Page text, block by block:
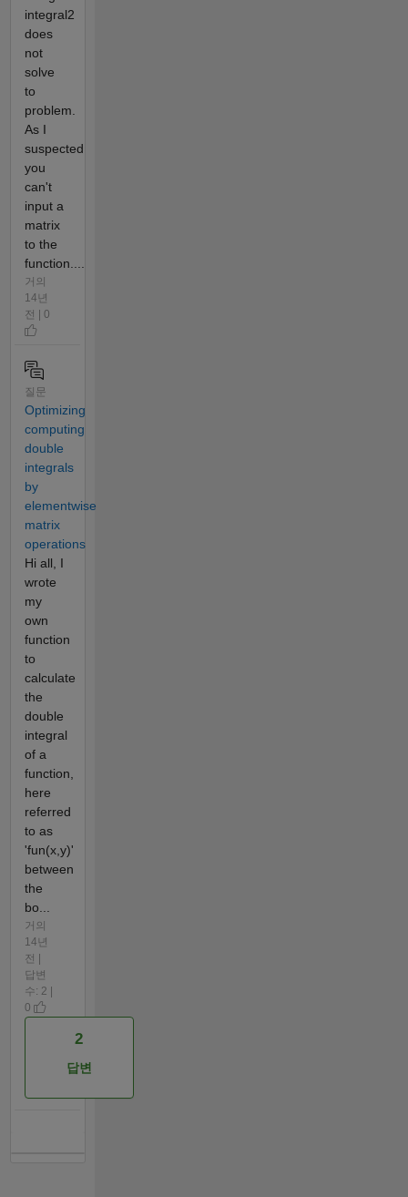
integral2
does
not
solve
to
problem.
As I
suspected
you
can't
input a
matrix
to the
function....
거의
14년
전 | 0
질문
Optimizing
computing
double
integrals
by
elementwise
matrix
operations
Hi all, I
wrote
my
own
function
to
calculate
the
double
integral
of a
function,
here
referred
to as
'fun(x,y)'
between
the
bo...
거의
14년
전 |
답변
수: 2 |
0
2
답변